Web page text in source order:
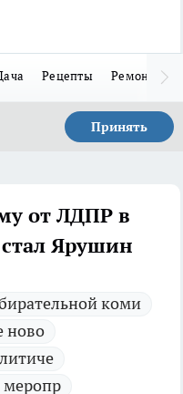
Рецепты Ремонт
Принять
от ЛДПР в
Ярушин
коми
ново
меропр